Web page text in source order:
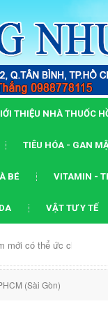
THIỆU NHÀ THUỐC
TIÊU HÓA - GAN
BÉ VITAMIN -
VẬT TƯ Y TẾ
ức chế... Dạng
(Sài Gòn)